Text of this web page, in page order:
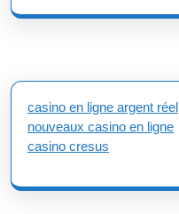
casino en ligne argent réel
nouveaux casino en ligne
casino cresus